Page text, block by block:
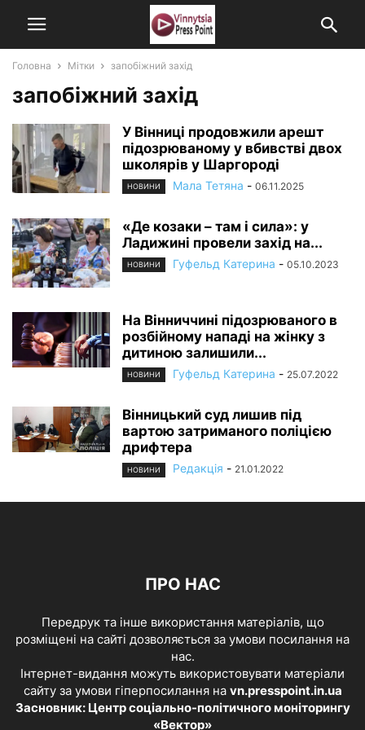
Головна Мітки запобіжний захід
запобіжний захід
У Вінниці продовжили арешт
підозрюваному у вбивстві двох
школярів у Шаргороді
НОВИНИ Мала Тетяна - 06.11.2025
«Де козаки – там і сила»: у
Ладижині провели захід на...
НОВИНИ Гуфельд Катерина - 05.10.2023
На Вінниччині підозрюваного в
розбійному нападі на жінку з
дитиною залишили...
НОВИНИ Гуфельд Катерина - 25.07.2022
Вінницький суд лишив під
вартою затриманого поліцією
дрифтера
НОВИНИ Редакція - 21.01.2022
ПРО НАС
Передрук та інше використання матеріалів, що
розміщені на сайті дозволяється за умови посилання на
нас.
Інтернет-видання можуть використовувати матеріали
сайту за умови гіперпосилання на vn.presspoint.in.ua
Засновник: Центр соціально-політичного моніторингу
«Вектор»